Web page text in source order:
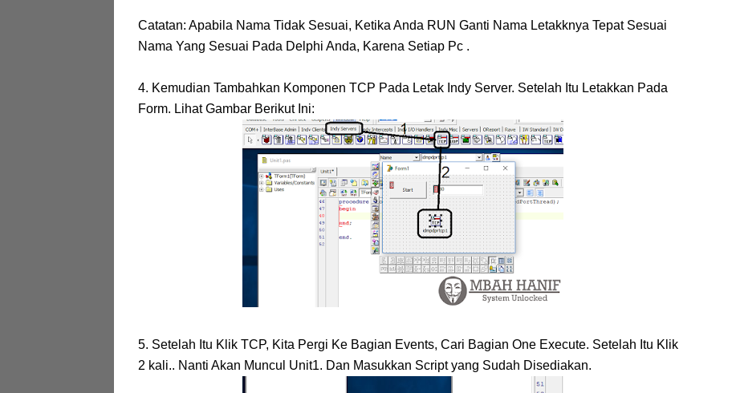
Catatan: Apabila Nama Tidak Sesuai, Ketika Anda RUN Ganti Nama Letakknya Tepat Sesuai
Nama Yang Sesuai Pada Delphi Anda, Karena Setiap Pc .
4. Kemudian Tambahkan Komponen TCP Pada Letak Indy Server. Setelah Itu Letakkan Pada
Form. Lihat Gambar Berikut Ini:
5. Setelah Itu Klik TCP, Kita Pergi Ke Bagian Events, Cari Bagian One Execute. Setelah Itu Klik
2 kali.. Nanti Akan Muncul Unit1. Dan Masukkan Script yang Sudah Disediakan.